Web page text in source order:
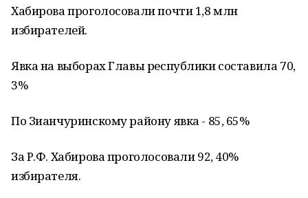
Хабирова проголосовали почти 1,8 млн
избирателей.
Явка на выборах Главы республики составила 70,
3%
По Зианчуринскому району явка - 85, 65%
За Р.Ф. Хабирова проголосовали 92, 40%
избирателя.